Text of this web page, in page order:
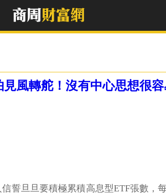
風轉舵！沒有中心思想很
誓旦旦要積極累積高息型ETF張數，